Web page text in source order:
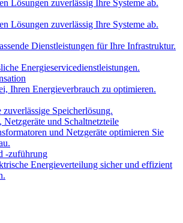
Lösungen zuverlässig Ihre Systeme ab.
Lösungen zuverlässig Ihre Systeme ab.
Dienstleistungen für Ihre Infrastruktur.
Energieservicedienstleistungen.
Ihren Energieverbrauch zu optimieren.
Speicherlösung.
und Schaltnetzteile
und Netzgeräte optimieren Sie
-zuführung
Energieverteilung sicher und effizient